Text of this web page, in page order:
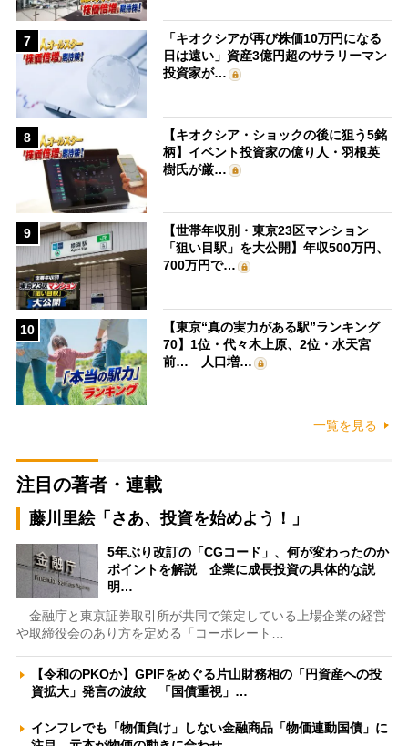
7
「キオクシアが再び株価10万円になる
日は遠い」資産3億円超のサラリーマン
投資家が…
8
【キオクシア・ショックの後に狙う5銘
柄】イベント投資家の億り人・羽根英
樹氏が厳…
9
【世帯年収別・東京23区マンション
「狙い目駅」を大公開】年収500万円、
700万円で…
10
【東京“真の実力がある駅”ランキング
70】1位・代々木上原、2位・水天宮
前… 人口増…
一覧を見る
注目の著者・連載
藤川里絵「さあ、投資を始めよう！」
5年ぶり改訂の「CGコード」、何が変わったのか
ポイントを解説 企業に成長投資の具体的な説
明…
金融庁と東京証券取引所が共同で策定している上場企業の経営
や取締役会のあり方を定める「コーポレート…
【令和のPKOか】GPIFをめぐる片山財務相の「円資産への投
資拡大」発言の波紋 「国債重視」…
インフレでも「物価負け」しない金融商品「物価連動国債」に